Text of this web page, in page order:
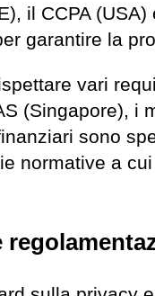
il CCPA
garantire la
vari
(Singapore), i
sono
normative a